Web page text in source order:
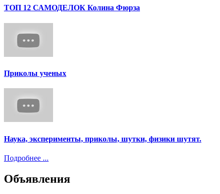
ТОП 12 САМОДЕЛОК Колина Фюрза
Приколы ученых
Наука, эксперименты, приколы, шутки, физики шутят.
Подробнее ...
Объявления